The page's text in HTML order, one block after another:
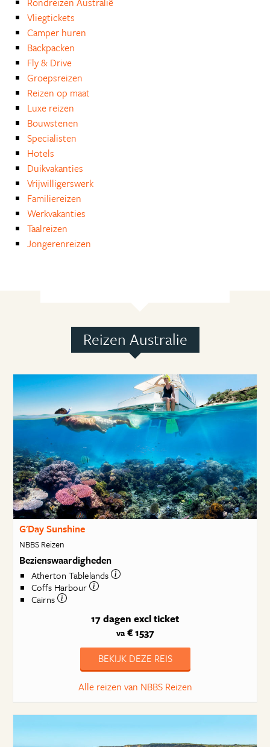
Vliegtickets
Camper huren
Backpacken
Fly & Drive
Groepsreizen
Reizen op maat
Luxe reizen
Bouwstenen
Specialisten
Hotels
Duikvakanties
Vrijwilligerswerk
Familiereizen
Werkvakanties
Taalreizen
Jongerenreizen
Reizen Australie
G'Day Sunshine
NBBS Reizen
Bezienswaardigheden
Atherton Tablelands
Coffs Harbour
Cairns
17 dagen excl ticket
va€ 1537
BEKIJK DEZE REIS
Alle reizen van NBBS Reizen